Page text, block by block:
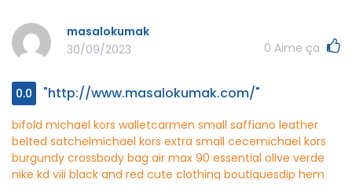
masalokumak
30/09/2023
0 Aime ça
0.0 "http://www.masalokumak.com/"
bifold michael kors walletcarmen small saffiano leather
belted satchelmichael kors extra small cecemichael kors
burgundy crossbody bag air max 90 essential olive verde
nike kd viii black and red cute clothing boutiquesdip hem